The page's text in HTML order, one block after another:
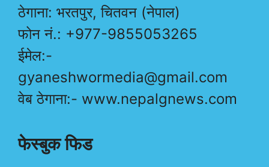
ठेगाना: भरतपुर, चितवन (नेपाल)
फोन नं.: +977-9855053265
ईमेल:-
gyaneshwormedia@gmail.com
वेब ठेगाना:- www.nepalgnews.com
फेस्बुक फिड